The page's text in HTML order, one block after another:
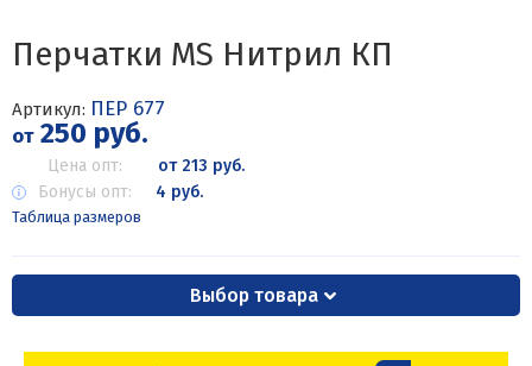
Перчатки MS Нитрил КП
Артикул: ПЕР 677
от250 руб.
Цена опт:
от 213 руб.
Бонусы опт:
4 руб.
Таблица размеров
Выбор товара